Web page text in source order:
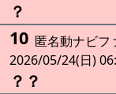
？
10 匿名動ナビフ
2026/05/24(日)
？？